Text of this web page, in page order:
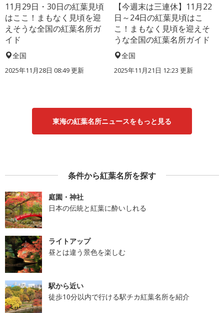
11月29日・30日の紅葉見頃
はここ！まもなく見頃を迎
えそうな全国の紅葉名所ガ
イド
全国
2025年11月28日 08:49 更新
【今週末は三連休】11月22
日～24日の紅葉見頃はこ
こ！まもなく見頃を迎えそ
うな全国の紅葉名所ガイド
全国
2025年11月21日 12:23 更新
東海の紅葉名所ニュースをもっと見る
条件から紅葉名所を探す
庭園・神社
日本の伝統と紅葉に酔いしれる
ライトアップ
昼とは違う景色を楽しむ
駅から近い
徒歩10分以内で行ける駅チカ紅葉名所を紹介